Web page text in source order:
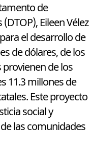
de
Eileen Vélez
el desarrollo de
de dólares, de los
provienen de los
11.3 millones de
Este proyecto
social y
las comunidades